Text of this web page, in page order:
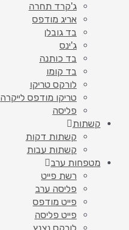
ג'קרד תחרה
אריג מודפס
בד גובלן
ג'ינס
בד כותנה
בד קומו
לורקס טריקו
טריקו מודפס לייקרה
פליסה
קשתות
קשתות דקות
קשתות עבות
מטפחות ערב
רשת פייט
פליסה ערב
פייט מודפס
פייט פליסה